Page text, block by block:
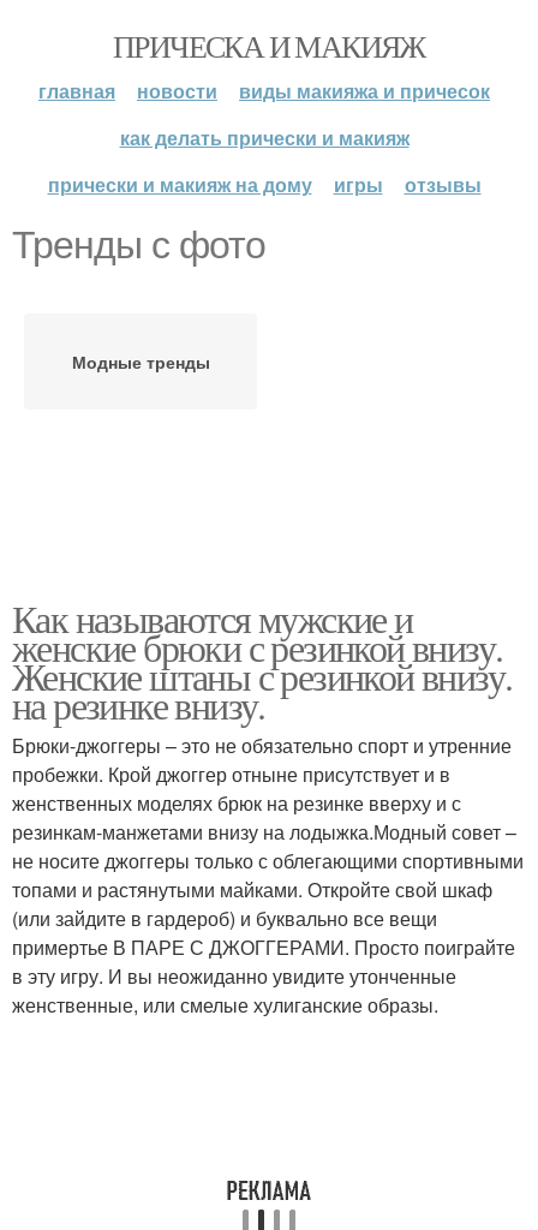
ПРИЧЕСКА И МАКИЯЖ
главная новости
виды макияжа и причесок
как делать прически и макияж
прически и макияж на дому
игры отзывы
Тренды с фото
Модные тренды
Как называются мужские и
женские брюки с резинкой внизу.
Женские штаны с резинкой внизу.
на резинке внизу.
Брюки-джоггеры – это не обязательно спорт и утренние
пробежки. Крой джоггер отныне присутствует и в
женственных моделях брюк на резинке вверху и с
резинкам-манжетами внизу на лодыжка.Модный совет –
не носите джоггеры только с облегающими спортивными
топами и растянутыми майками. Откройте свой шкаф
(или зайдите в гардероб) и буквально все вещи
примертье В ПАРЕ С ДЖОГГЕРАМИ. Просто поиграйте
в эту игру. И вы неожиданно увидите утонченные
женственные, или смелые хулиганские образы.